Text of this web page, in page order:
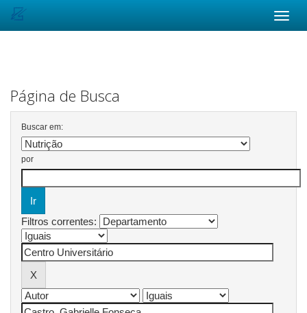
Página de Busca
Buscar em:
por
Filtros correntes: